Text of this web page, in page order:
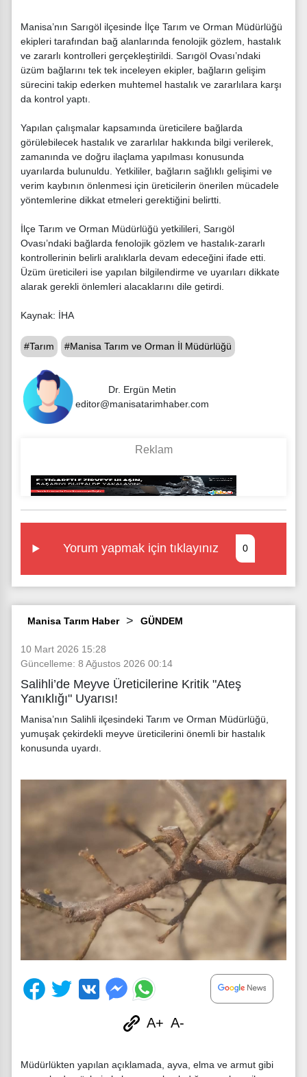
Manisa’nın Sarıgöl ilçesinde İlçe Tarım ve Orman Müdürlüğü
ekipleri tarafından bağ alanlarında fenolojik gözlem, hastalık
ve zararlı kontrolleri gerçekleştirildi. Sarıgöl Ovası’ndaki
üzüm bağlarını tek tek inceleyen ekipler, bağların gelişim
sürecini takip ederken muhtemel hastalık ve zararlılara karşı
da kontrol yaptı.
Yapılan çalışmalar kapsamında üreticilere bağlarda
görülebilecek hastalık ve zararlılar hakkında bilgi verilerek,
zamanında ve doğru ilaçlama yapılması konusunda
uyarılarda bulunuldu. Yetkililer, bağların sağlıklı gelişimi ve
verim kaybının önlenmesi için üreticilerin önerilen mücadele
yöntemlerine dikkat etmeleri gerektiğini belirtti.
İlçe Tarım ve Orman Müdürlüğü yetkilileri, Sarıgöl
Ovası’ndaki bağlarda fenolojik gözlem ve hastalık-zararlı
kontrollerinin belirli aralıklarla devam edeceğini ifade etti.
Üzüm üreticileri ise yapılan bilgilendirme ve uyarıları dikkate
alarak gerekli önlemleri alacaklarını dile getirdi.
Kaynak: İHA
#Tarım #Manisa Tarım ve Orman İl Müdürlüğü
Dr. Ergün Metin
editor@manisatarimhaber.com
Yorum yapmak için tıklayınız 0
Manisa Tarım Haber GÜNDEM
10 Mart 2026 15:28
Güncelleme: 8 Ağustos 2026 00:14
Salihli’de Meyve Üreticilerine Kritik "Ateş
Yanıklığı" Uyarısı!
Manisa’nın Salihli ilçesindeki Tarım ve Orman Müdürlüğü,
yumuşak çekirdekli meyve üreticilerini önemli bir hastalık
konusunda uyardı.
A+ A-
Müdürlükten yapılan açıklamada, ayva, elma ve armut gibi